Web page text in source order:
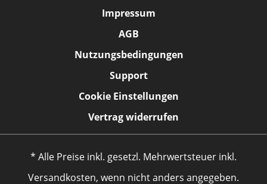
Impressum
AGB
Nutzungsbedingungen
Support
Cookie Einstellungen
Vertrag widerrufen
* Alle Preise inkl. gesetzl. Mehrwertsteuer inkl.
Versandkosten, wenn nicht anders angegeben.